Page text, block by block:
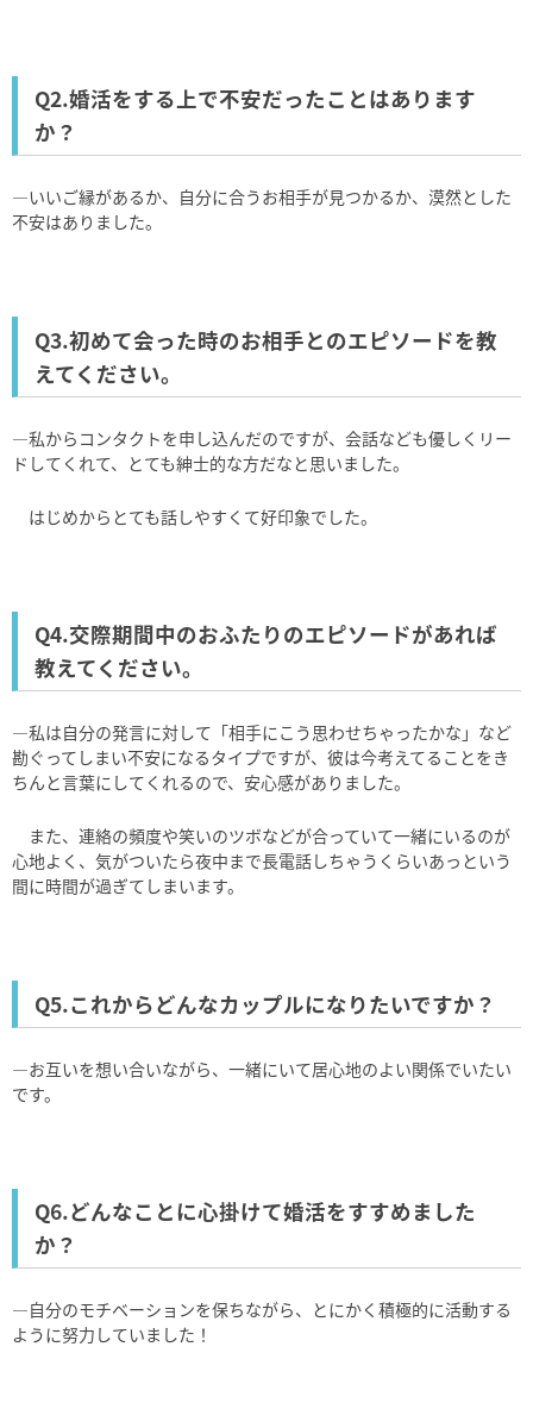
Q2.婚活をする上で不安だったことはあります
か？
―いいご縁があるか、自分に合うお相手が見つかるか、漠然とした
不安はありました。
Q3.初めて会った時のお相手とのエピソードを教
えてください。
―私からコンタクトを申し込んだのですが、会話なども優しくリー
ドしてくれて、とても紳士的な方だなと思いました。
はじめからとても話しやすくて好印象でした。
Q4.交際期間中のおふたりのエピソードがあれば
教えてください。
―私は自分の発言に対して「相手にこう思わせちゃったかな」など
勘ぐってしまい不安になるタイプですが、彼は今考えてることをき
ちんと言葉にしてくれるので、安心感がありました。
また、連絡の頻度や笑いのツボなどが合っていて一緒にいるのが
心地よく、気がついたら夜中まで長電話しちゃうくらいあっという
間に時間が過ぎてしまいます。
Q5.これからどんなカップルになりたいですか？
―お互いを想い合いながら、一緒にいて居心地のよい関係でいたい
です。
Q6.どんなことに心掛けて婚活をすすめました
か？
―自分のモチベーションを保ちながら、とにかく積極的に活動する
ように努力していました！